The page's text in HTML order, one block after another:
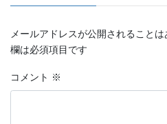
メールアドレスが公開されることは
欄は必須項目です
コメント ※